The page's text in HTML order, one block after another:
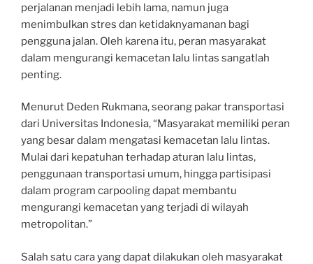
perjalanan menjadi lebih lama, namun juga
menimbulkan stres dan ketidaknyamanan bagi
pengguna jalan. Oleh karena itu, peran masyarakat
dalam mengurangi kemacetan lalu lintas sangatlah
penting.
Menurut Deden Rukmana, seorang pakar transportasi
dari Universitas Indonesia, “Masyarakat memiliki peran
yang besar dalam mengatasi kemacetan lalu lintas.
Mulai dari kepatuhan terhadap aturan lalu lintas,
penggunaan transportasi umum, hingga partisipasi
dalam program carpooling dapat membantu
mengurangi kemacetan yang terjadi di wilayah
metropolitan.”
Salah satu cara yang dapat dilakukan oleh masyarakat